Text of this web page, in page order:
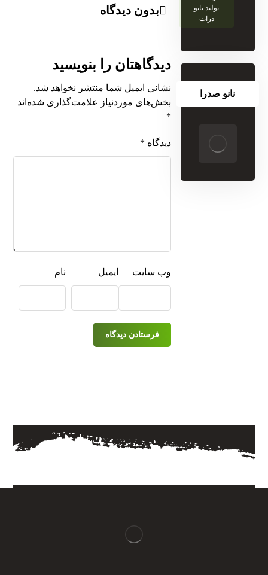
بدون دیدگاه
دیدگاهتان را بنویسید
نشانی ایمیل شما منتشر نخواهد شد.
بخش‌های موردنیاز علامت‌گذاری شده‌اند
*
دیدگاه *
نام ایمیل وب‌ سایت
تولید نانو
ذرات
نانو صدرا